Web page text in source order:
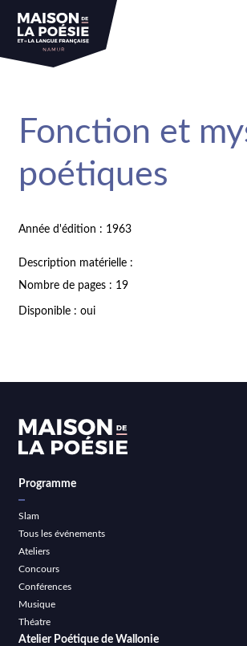
Fonction et
poétiques
Année d'édition : 1963
Description matérielle :
Nombre de pages : 19
Disponible : oui
Programme
Slam
Tous les événements
Ateliers
Concours
Conférences
Musique
Théatre
Atelier Poétique de Wallonie